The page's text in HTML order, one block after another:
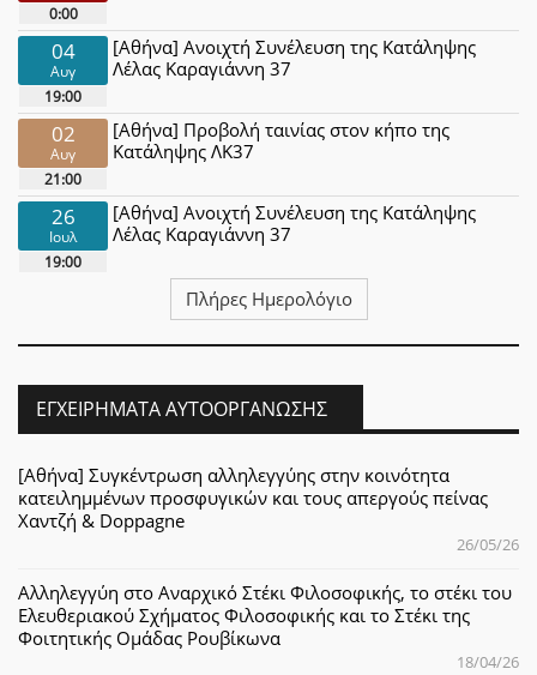
0:00
04
Αυγ
19:00
[Αθήνα] Ανοιχτή Συνέλευση της Κατάληψης
Λέλας Καραγιάννη 37
02
Αυγ
21:00
[Αθήνα] Προβολή ταινίας στον κήπο της
Κατάληψης ΛΚ37
26
Ιουλ
19:00
[Αθήνα] Ανοιχτή Συνέλευση της Κατάληψης
Λέλας Καραγιάννη 37
Πλήρες Ημερολόγιο
ΕΓΧΕΙΡΉΜΑΤΑ ΑΥΤΟΟΡΓΆΝΩΣΗΣ
[Αθήνα] Συγκέντρωση αλληλεγγύης στην κοινότητα
κατειλημμένων προσφυγικών και τους απεργούς πείνας
Χαντζή & Doppagne
26/05/26
Αλληλεγγύη στο Αναρχικό Στέκι Φιλοσοφικής, το στέκι του
Ελευθεριακού Σχήματος Φιλοσοφικής και το Στέκι της
Φοιτητικής Ομάδας Ρουβίκωνα
18/04/26